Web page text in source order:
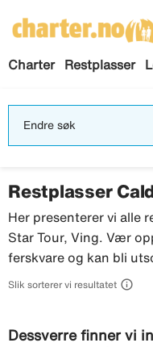
Charter Restplasser
Endre søk
Restplasser
Her presenterer vi alle
Star Tour, Ving. Vær
ferskvare og kan bli
Slik sorterer vi resultatet 
Dessverre finner vi